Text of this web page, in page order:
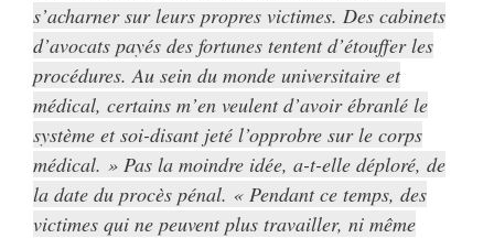
s’acharner sur leurs propres victimes. Des cabinets
d’avocats payés des fortunes tentent d’étouffer les
procédures. Au sein du monde universitaire et
médical, certains m’en veulent d’avoir ébranlé le
système et soi-disant jeté l’opprobre sur le corps
médical. » Pas la moindre idée, a-t-elle déploré, de
la date du procès pénal. « Pendant ce temps, des
victimes qui ne peuvent plus travailler, ni même